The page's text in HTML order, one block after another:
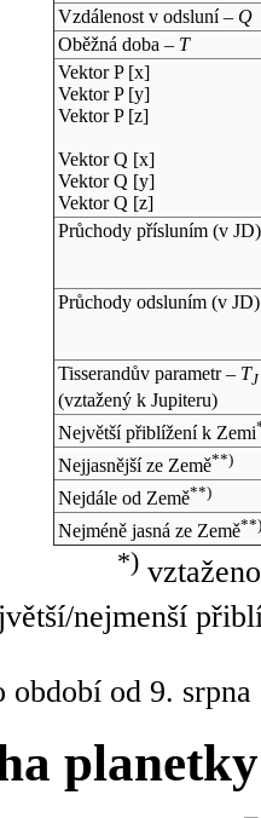
Vzdálenost v odsluní – Q
Oběžná doba – T
Vektor P [x]
Vektor P [y]
Vektor P [z]
Vektor Q [x]
Vektor Q [y]
Vektor Q [z]
Průchody přísluním (v JD)
Průchody odsluním (v JD)
Tisserandův parametr – TJ
(vztažený k Jupiteru)
Největší přiblížení k Zemi
Nejjasnější ze Země**)
Nejdále od Země**)
Nejméně jasná ze Země**)
*)
nejmenší
období od 9.